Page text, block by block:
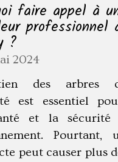
faire appel à
professionnel
?
2024
des arbres
est essentiel
et la sécurité
Pourtant,
peut causer plus